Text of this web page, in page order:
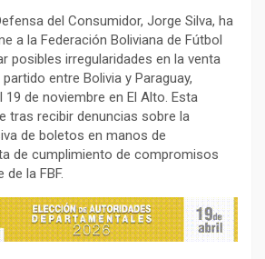
del Consumidor, Jorge Silva, ha
a la Federación Boliviana de Fútbol
posibles irregularidades en la venta
entre Bolivia y Paraguay,
de noviembre en El Alto. Esta
tras recibir denuncias sobre la
de boletos en manos de
de cumplimiento de compromisos
la FBF.